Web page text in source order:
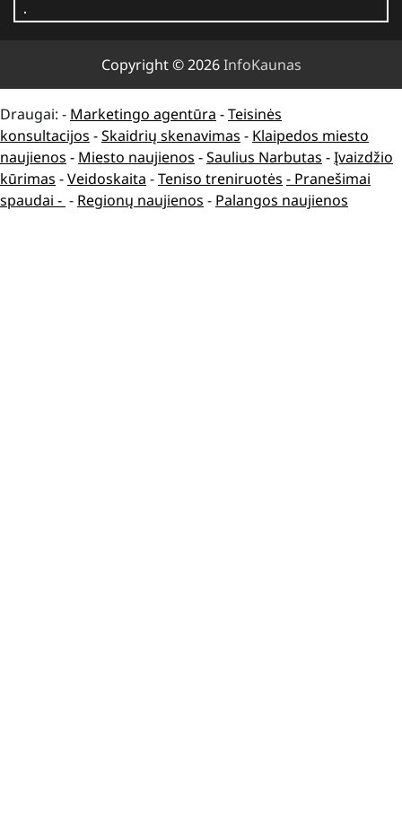
Copyright © 2026InfoKaunas
Draugai: - Marketingo agentūra -Teisinės
konsultacijos -Skaidrių skenavimas - Klaipedos miesto
naujienos - Miesto naujienos -Saulius Narbutas -Įvaizdžio
kūrimas -Veidoskaita -Teniso treniruotės - Pranešimai
spaudai - - Regionų naujienos - Palangos naujienos